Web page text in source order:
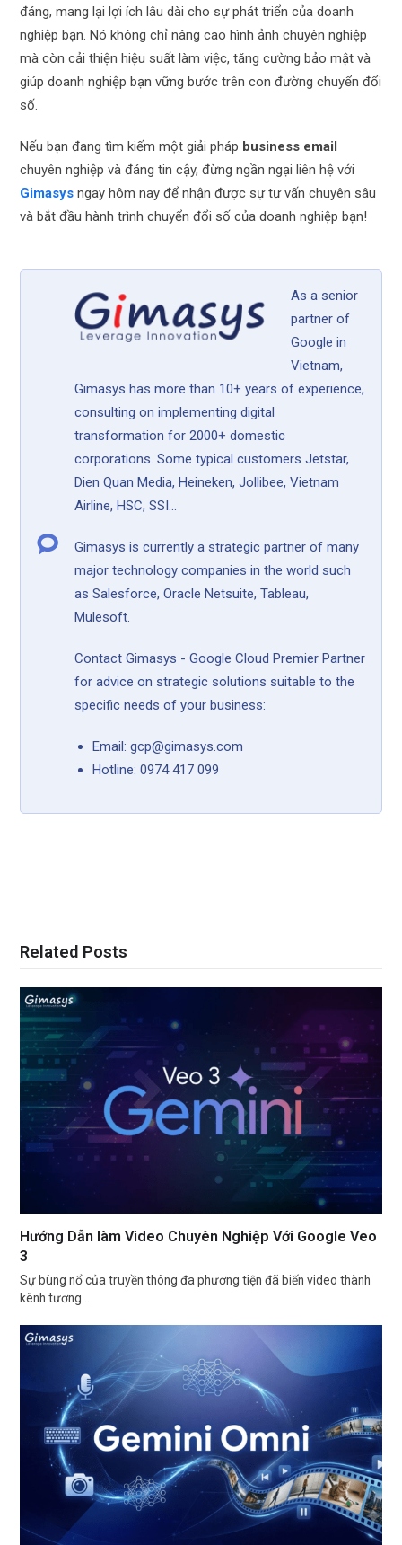
đáng, mang lại lợi ích lâu dài cho sự phát triển của doanh
nghiệp bạn. Nó không chỉ nâng cao hình ảnh chuyên nghiệp
mà còn cải thiện hiệu suất làm việc, tăng cường bảo mật và
giúp doanh nghiệp bạn vững bước trên con đường chuyển đổi
số.
Nếu bạn đang tìm kiếm một giải pháp business email
chuyên nghiệp và đáng tin cậy, đừng ngần ngại liên hệ với
Gimasys ngay hôm nay để nhận được sự tư vấn chuyên sâu
và bắt đầu hành trình chuyển đổi số của doanh nghiệp bạn!
As a senior
partner of
Google in
Vietnam,
Gimasys has more than 10+ years of experience,
consulting on implementing digital
transformation for 2000+ domestic
corporations. Some typical customers Jetstar,
Dien Quan Media, Heineken, Jollibee, Vietnam
Airline, HSC, SSI...
Gimasys is currently a strategic partner of many
major technology companies in the world such
as Salesforce, Oracle Netsuite, Tableau,
Mulesoft.
Contact Gimasys - Google Cloud Premier Partner
for advice on strategic solutions suitable to the
specific needs of your business:
Email: gcp@gimasys.com
Hotline: 0974 417 099
Related Posts
Hướng Dẫn làm Video Chuyên Nghiệp Với Google Veo
3
Sự bùng nổ của truyền thông đa phương tiện đã biến video thành
kênh tương…